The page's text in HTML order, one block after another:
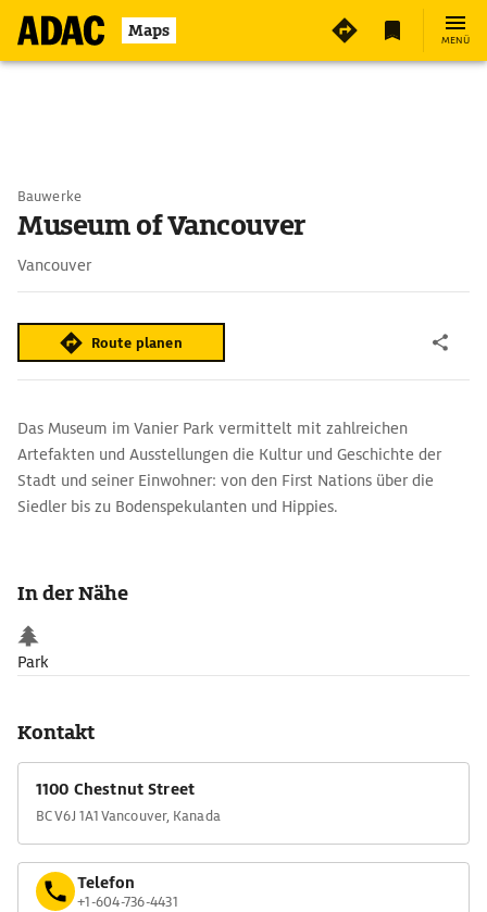
Maps MENÜ
Bauwerke
Museum of Vancouver
Vancouver
Route planen
Das Museum im Vanier Park vermittelt mit zahlreichen
Artefakten und Ausstellungen die Kultur und Geschichte der
Stadt und seiner Einwohner: von den First Nations über die
Siedler bis zu Bodenspekulanten und Hippies.
In der Nähe
Park
Kontakt
1100 Chestnut Street
BC V6J 1A1 Vancouver, Kanada
Telefon
+1-604-736-4431